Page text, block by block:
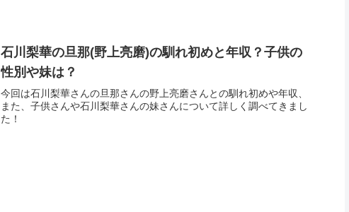
石川梨華の旦那(野上亮磨)の馴れ初めと年収？子供の
性別や妹は？
今回は石川梨華さんの旦那さんの野上亮磨さんとの馴れ初めや年収、
また、子供さんや石川梨華さんの妹さんについて詳しく調べてきまし
た！